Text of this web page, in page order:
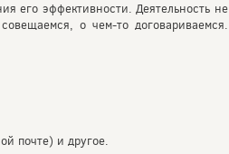
его эффективности. Деятельность не
о чем-то договариваемся.
почте) и другое.